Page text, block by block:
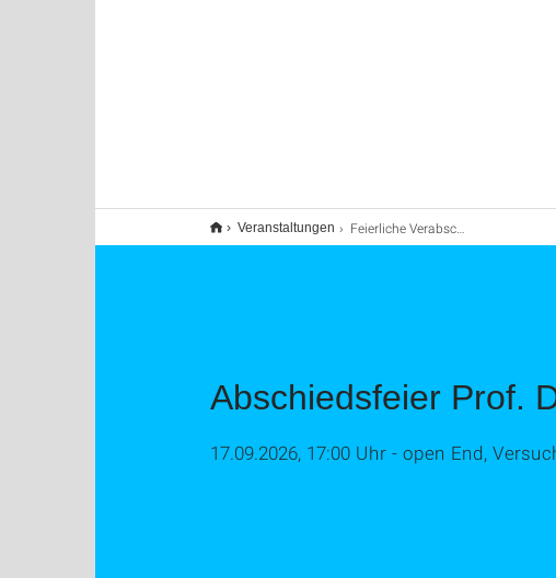
Veranstaltungen Feierliche Verabschiedung Prof. Dr.-Ing. Mathias Liewald
Abschiedsfeier Prof.
17.09.2026, 17:00 Uhr - open End,